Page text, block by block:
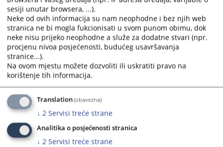
calendar
and
select
a
date.
Press
the
question
mark
key
to
get
the
calendar
and
select
a
date.
Press
the
key
to
get
the
sesiji unutar browsera, ...).
Neke od ovih informacija su nam neophodne i bez njih web
stranica ne bi mogla fukcionisati u svom punom obimu, dok
neke nisu prijeko neophodne a služe za dodatne stvari (npr.
procjenu nivoa posjećenosti, budućeg usavršavanja
stranice...).
Na ovom mjestu možete dozvoliti ili uskratiti pravo na
korištenje tih informacija.
Translation(obavezna)
↓ 2 Servisi treće strane
Analitika o posjećenosti stranica
↓ 2 Servisi treće strane